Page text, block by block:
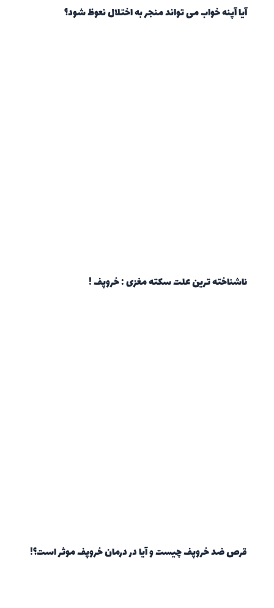
آیا آپنه خواب می تواند منجر به اختلال نعوظ شود؟
ناشناخته ترین علت سکته مغزی : خروپف !
قرص ضد خروپف چیست و آیا در درمان خروپف موثر است؟!